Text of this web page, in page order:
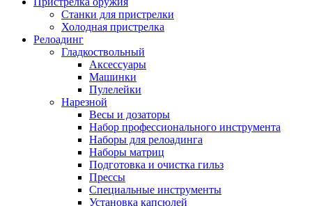
Станки для пристрелки
Холодная пристрелка
Релоадинг
Гладкоствольный
Аксессуары
Машинки
Пулелейки
Нарезной
Весы и дозаторы
Набор профессионального инструмента
Наборы для релоадинга
Наборы матриц
Подготовка и очистка гильз
Прессы
Специальные инструменты
Установка капсюлей